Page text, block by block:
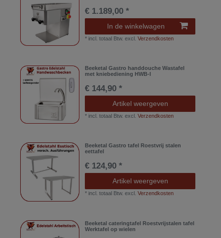
€ 1.189,00 *
In de winkelwagen
* incl. totaal Btw. excl.Verzendkosten
Beeketal Gastro handdouche Wastafel
met kniebediening HWB-I
€ 144,90 *
Artikel weergeven
* incl. totaal Btw. excl.Verzendkosten
Beeketal Gastro tafel Roestvrij stalen
eettafel
€ 124,90 *
Artikel weergeven
* incl. totaal Btw. excl.Verzendkosten
Beeketal cateringtafel Roestvrijstalen tafel
Werktafel op wielen